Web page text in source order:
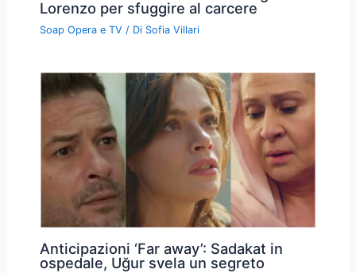
Lorenzo per sfuggire al carcere
Soap Opera e TV / Di Sofia Villari
Anticipazioni ‘Far away’: Sadakat in
ospedale, Uğur svela un segreto